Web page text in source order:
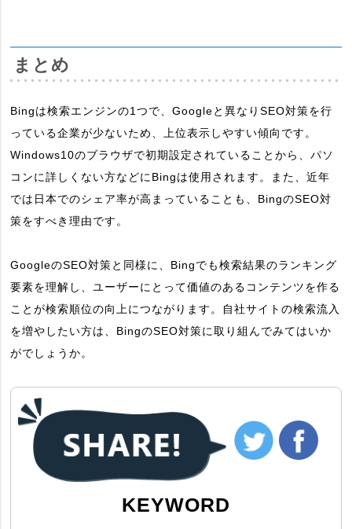
まとめ
Bingは検索エンジンの1つで、Googleと異なりSEO対策を行
っている企業が少ないため、上位表示しやすい傾向です。
Windows10のブラウザで初期設定されていることから、パソ
コンに詳しくない方などにBingは使用されます。また、近年
では日本でのシェア率が高まっていることも、BingのSEO対
策をすべき理由です。
GoogleのSEO対策と同様に、Bingでも検索結果のランキング
要素を理解し、ユーザーにとって価値のあるコンテンツを作る
ことが検索順位の向上につながります。自社サイトの検索流入
を増やしたい方は、BingのSEO対策に取り組んでみてはいか
がでしょうか。
KEYWORD